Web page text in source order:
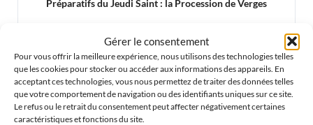
Gérer le consentement
Pour vous offrir la meilleure expérience, nous utilisons des technologies telles
que les cookies pour stocker ou accéder aux informations des appareils. En
acceptant ces technologies, vous nous permettez de traiter des données telles
que votre comportement de navigation ou des identifiants uniques sur ce site.
Le refus ou le retrait du consentement peut affecter négativement certaines
caractéristiques et fonctions du site.
Préparatifs du Jeudi Saint : la Procession de Verges